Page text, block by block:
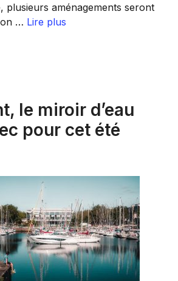
plusieurs aménagements seront
… Lire plus
le miroir d’eau
pour cet été